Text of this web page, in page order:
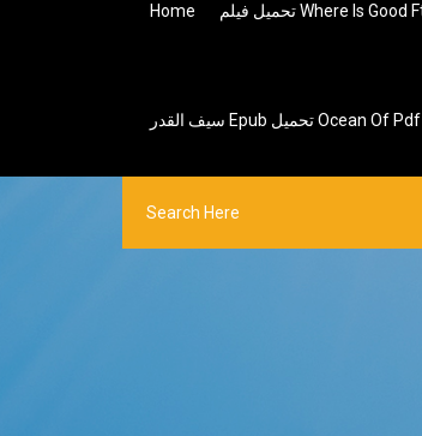
Home
سيف القدر Epub تحميل Ocean Of Pdf